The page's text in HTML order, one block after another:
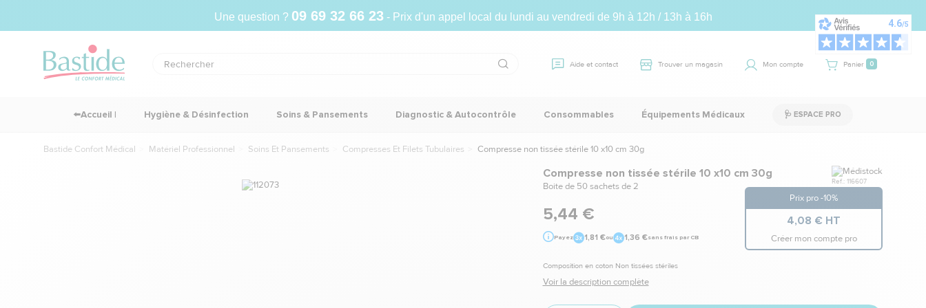
Une question ? 09 69 32 66 23- Prix d'un appel local du lundi au vendredi de 9h à 12h / 13h à 16h
Aide et contact Trouver un magasin Mon compte Panier 0
⬅️Accueil | Hygiène & Désinfection Soins & Pansements Diagnostic & Autocontrôle Consommables Équipements Médicaux 🩺 ESPACE PRO
Bastide Confort Médical Matériel Professionnel Soins Et Pansements Compresses Et Filets Tubulaires Compresse non tissée stérile 10 x10 cm 30g
Compresse non tissée stérile 10 x10 cm 30g
Boite de 50 sachets de 2
Marque
Ref.: 116607
5,44 €
Prix pro -10%
4,08 € HT
Créer mon compte pro
Payez 1,81 €ou 1,36 €sans frais par CB
Composition en coton Non tissées stériles
Voir la description complète